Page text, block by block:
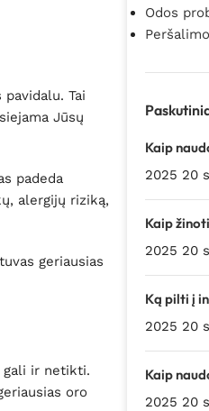
Tai
Jūsų
padeda
alergijų riziką,
geriausias
gali ir netikti.
oro
Odos
Kaip
2025 20
Kaip
2025 20
Ką pilti į
2025 20
Kaip
2025 20